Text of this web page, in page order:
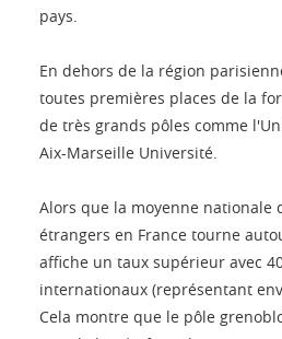
pays.
En dehors de la région
toutes premières places de la
de très grands pôles comme
Aix-Marseille Université.
Alors que la moyenne nationale
étrangers en France tourne
affiche un taux supérieur avec
internationaux (représentant
Cela montre que le pôle